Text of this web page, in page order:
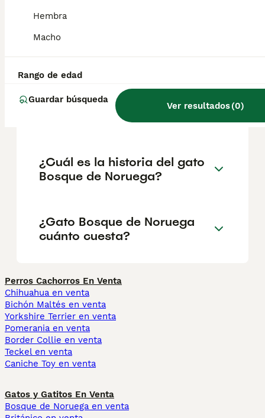
Hembra
Macho
Rango de edad
Guardar búsqueda
Ver resultados(0)
criadores responsables que garanticen la
Informarse bien y comparar opciones antes
¿Cómo son los gatos en el
bosque de Noruega?
¿Cuál es la historia del gato
Bosque de Noruega?
¿Gato Bosque de Noruega
cuánto cuesta?
Perros Cachorros En Venta
Chihuahua en venta
Bichón Maltés en venta
Yorkshire Terrier en venta
Pomerania en venta
Border Collie en venta
Teckel en venta
Caniche Toy en venta
Gatos y Gatitos En Venta
Bosque de Noruega en venta